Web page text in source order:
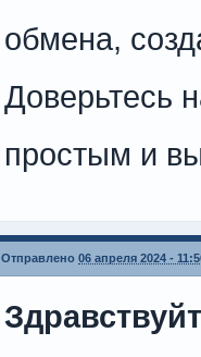
обмена,
Доверьтесь
простым и
Отправлено 06 апреля 2024 -